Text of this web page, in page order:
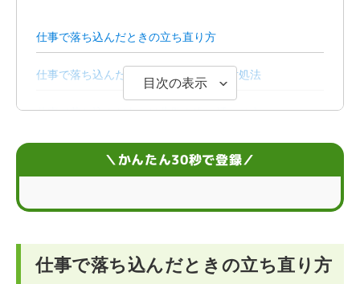
仕事で落ち込んだときの立ち直り方
仕事で落ち込んだ気持ちを切り替える対処法
仕事で落ち込んだあとは失敗を次に活かそう
目次の表示
＼かんたん30秒で登録／
仕事で落ち込んだときの立ち直り方